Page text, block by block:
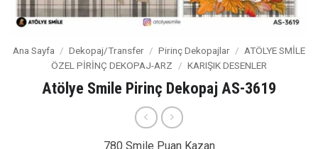
Ana Sayfa / Dekopaj/Transfer / Pirinç Dekopajlar / ATÖLYE SMİLE
ÖZEL PİRİNÇ DEKOPAJ-ARZ
/ KARIŞIK DESENLER
Atölye Smile Pirinç Dekopaj AS-3619
780 Smile Puan Kazan